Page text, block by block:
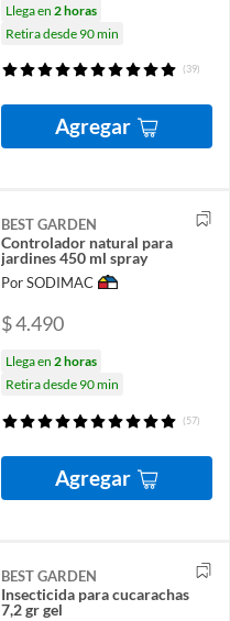
Llega en 2 horas
Retira desde 90 min
(39)
Agregar
BEST GARDEN
Controlador natural para
jardines 450 ml spray
Por SODIMAC
$ 4.490
Llega en 2 horas
Retira desde 90 min
(57)
Agregar
BEST GARDEN
Insecticida para cucarachas
7,2 gr gel